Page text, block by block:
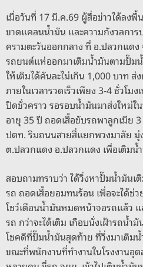
เมื่อวันที่ 17 มี.ค.69 ผู้สื่อข่าวได้ลง
ขาดแคลนน้ำมัน และความกังวลกา
ครามตะวันออกกลาง ที่ อ.ปลวกแดง
รถยนต์แห่ออกมาเติมน้ำมันตามปั๊ม
ให้เติมได้คันละไม่เกิน 1,000 บาท
ภายในเวลารวดเร็วเพียง 3-4 ชั่วโ
ปิดชั่วคราว รอรอบน้ำมันมาส่งใหม่
อายุ 35 ปี ถอดเสื้อขับรถพาลูกเมีย
ปตท. ริมถนนสายสี่แยกพวงมาลัย มุ่
ต.ปลวกแดง อ.ปลวกแดง เพื่อเติมน้
สอบถามทราบว่า ได้วิ่งหาปั๊มน้ำมัน
รถ ถอดเสื้อยอมทนร้อน เพื่อจะได้
โชว์เตือนน้ำมันหมดหน้าจอรถแล้ว
รถ กว่าจะได้เติม เกือบนั่งเฝ้ารถน้ำ
โชคดีที่ปั๊มน้ำมันสุดท้าย ที่วิ่งมาเติม
ขณะที่พนักงานที่ทำงานในโรงงานอุ